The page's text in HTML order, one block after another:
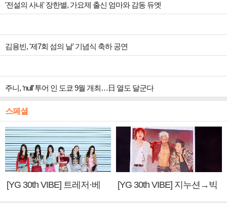
'전설의 사내' 장한별, 가요제 출신 엄마와 감동 듀엣
김용빈, '제7회 섬의 날' 기념식 축하 공연
주니, ‘null’ 투어 인 도쿄 9월 개최…日 열도 달군다
스페셜
[YG 30th VIBE] 트레저·베
[YG 30th VIBE] 지누션→빅